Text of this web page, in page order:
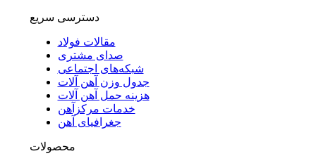
دسترسی سریع
مقالات فولاد
صدای مشتری
شبکه‌های اجتماعی
جدول وزن آهن آلات
هزینه حمل آهن آلات
خدمات مرکزآهن
جغرافیای آهن
محصولات